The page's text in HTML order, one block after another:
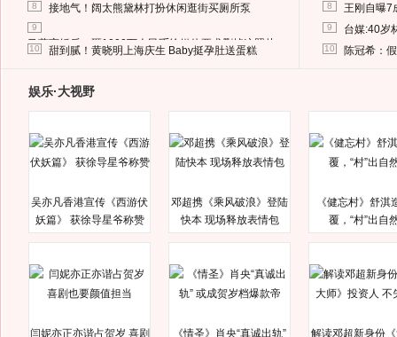
8 接地气！阔太熊黛林打扮休闲逛街买厕所泵
9
马蓉离婚后，砸1000万人民币给媒体要求删掉这照片
10 甜到腻！黄晓明上海庆生 Baby挺孕肚送蛋糕
8 王刚自曝7
9 台媒:40岁
10 陈冠希：
娱乐·大视野
吴亦凡香港宣传《西游伏
妖篇》 获徐导星爷称赞
邓超携《乘风破浪》登陆
快本 现场释放表情包
《健忘村》舒淇
覆，“村”出自
闫妮亦正亦谐占贺岁 喜剧 《情圣》肖央“真诚出轨” 解读邓超新身份